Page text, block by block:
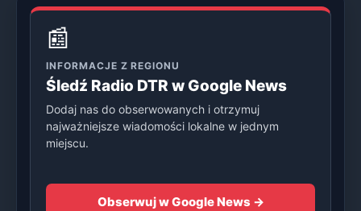
📰
INFORMACJE Z REGIONU
Śledź Radio DTR w Google News
Dodaj nas do obserwowanych i otrzymuj
najważniejsze wiadomości lokalne w jednym
miejscu.
Obserwuj w Google News →